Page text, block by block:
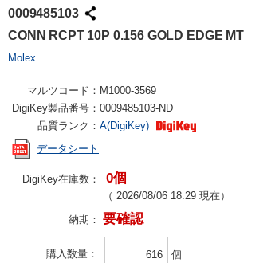
0009485103
CONN RCPT 10P 0.156 GOLD EDGE MT
Molex
マルツコード： M1000-3569
DigiKey製品番号： 0009485103-ND
品質ランク： A(DigiKey)
データシート
DigiKey在庫数： 0個
（ 2026/08/06 18:29 現在）
納期： 要確認
購入数量 個